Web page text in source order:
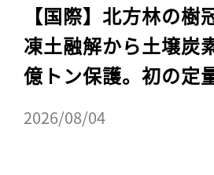
【国際】北方林の樹
凍土融解から土壌炭
億トン保護。初の定
2026/08/04